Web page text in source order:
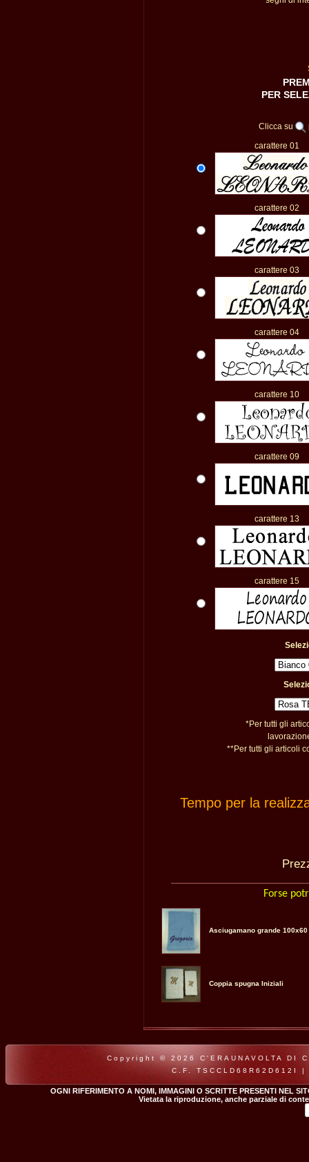
PER
Clicca su
carattere 01
carattere 02
carattere 03
carattere 04
carattere 10
carattere 09
carattere 13
carattere 15
*Per tutti gli
**Per tutti gli articoli
Tempo per la
Forse
Asciugamano grande 100x60
Coppia spugna Iniziali
Copyright © 2026 C'ERAUNAVOLTA
C.F. TSCCLD68R62D612I
OGNI RIFERIMENTO A NOMI, IMMAGINI O SCRITTE PRESENTI NEL
Vietata la riproduzione, anche parziale di